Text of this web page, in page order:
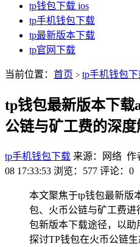
tp钱包下载 ios
tp手机钱包下载
tp最新版本下载
tp官网下载
当前位置： 首页 > tp手机钱包下
tp钱包最新版本下载
公链与矿工费的深度
tp手机钱包下载 来源：网络 作
08 17:33:53 浏览：577 评论：0
本文聚焦于tp钱包最新版
包、火币公链与矿工费进
包新版本下载途径，以助
探讨TP钱包在火币公链